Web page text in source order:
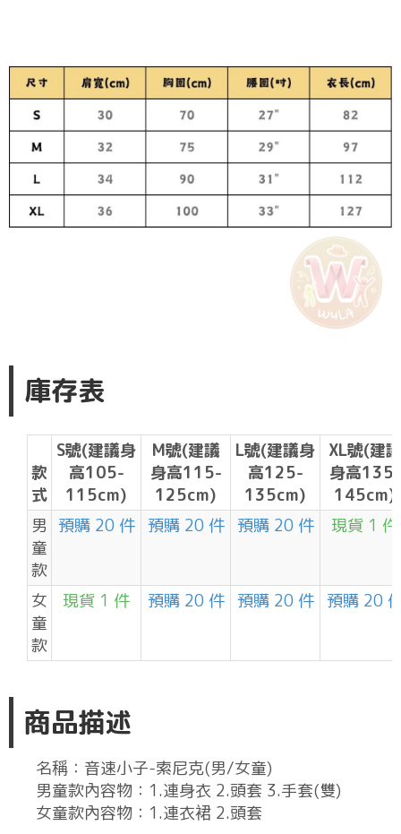
庫存表
款
式
S號(建議身
高105-
115cm)
M號(建議
身高115-
125cm)
L號(建議身
高125-
135cm)
XL號(建議
身高135-
145cm)
男
童
款
預購 20 件 預購 20 件 預購 20 件 現貨 1 件
女
童
款
現貨 1 件 預購 20 件 預購 20 件 預購 20
商品描述
名稱：音速小子-索尼克(男/女童)
男童款內容物：1.連身衣 2.頭套 3.手套(雙)
女童款內容物：1.連衣裙 2.頭套